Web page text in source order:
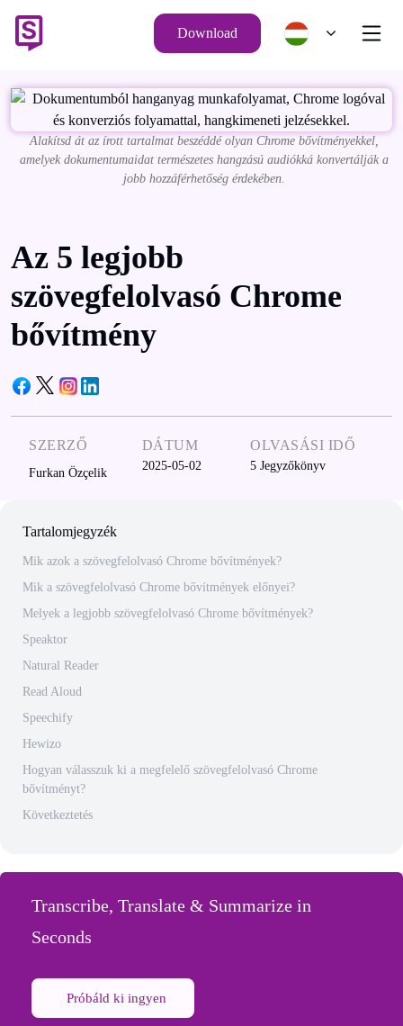
Download
Alakítsd át az írott tartalmat beszéddé olyan Chrome bővítményekkel,
amelyek dokumentumaidat természetes hangzású audiókká konvertálják a
jobb hozzáférhetőség érdekében.
Az 5 legjobb
szövegfelolvasó Chrome
bővítmény
SZERZŐ
Furkan Özçelik
DÁTUM
2025-05-02
OLVASÁSI IDŐ
5 Jegyzőkönyv
Tartalomjegyzék
Mik azok a szövegfelolvasó Chrome bővítmények?
Mik a szövegfelolvasó Chrome bővítmények előnyei?
Melyek a legjobb szövegfelolvasó Chrome bővítmények?
Speaktor
Natural Reader
Read Aloud
Speechify
Hewizo
Hogyan válasszuk ki a megfelelő szövegfelolvasó Chrome
bővítményt?
Következtetés
Transcribe, Translate & Summarize in
Seconds
Próbáld ki ingyen